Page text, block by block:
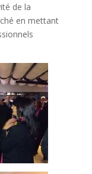
de la
en mettant